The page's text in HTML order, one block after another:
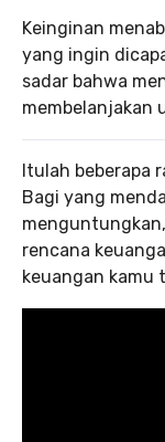
Keinginan
yang ingin
sadar bahwa
membelanjakan
Itulah beberapa
Bagi yang
rencana
keuangan kamu